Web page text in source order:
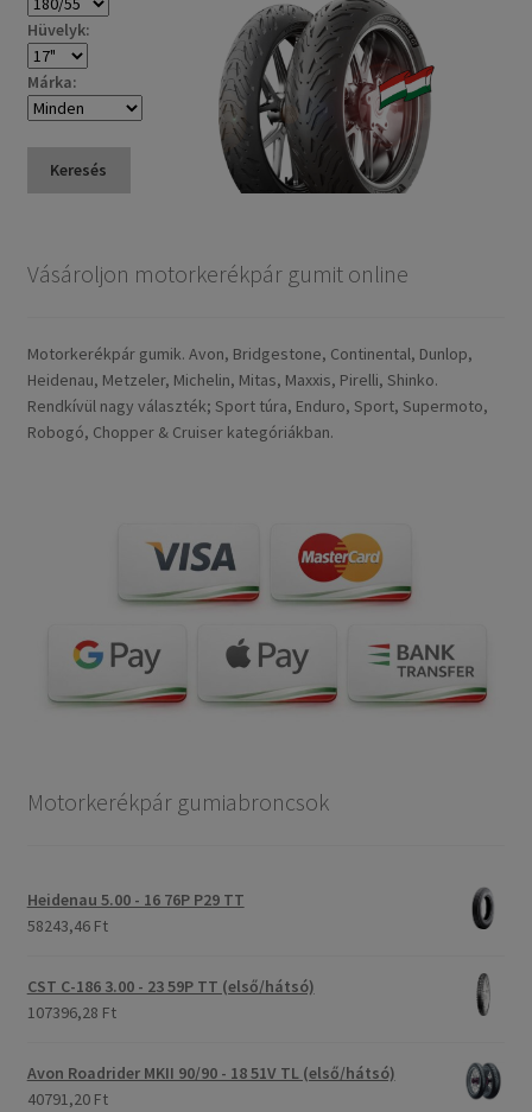
Hüvelyk:
Márka:
Keresés
Vásároljon motorkerékpár gumit online
Motorkerékpár gumik. Avon, Bridgestone, Continental, Dunlop,
Heidenau, Metzeler, Michelin, Mitas, Maxxis, Pirelli, Shinko.
Rendkívül nagy választék; Sport túra, Enduro, Sport, Supermoto,
Robogó, Chopper & Cruiser kategóriákban.
Motorkerékpár gumiabroncsok
Heidenau 5.00 - 16 76P P29 TT
58243,46 Ft
CST C-186 3.00 - 23 59P TT (első/hátsó)
107396,28 Ft
Avon Roadrider MKII 90/90 - 18 51V TL (első/hátsó)
40791,20 Ft